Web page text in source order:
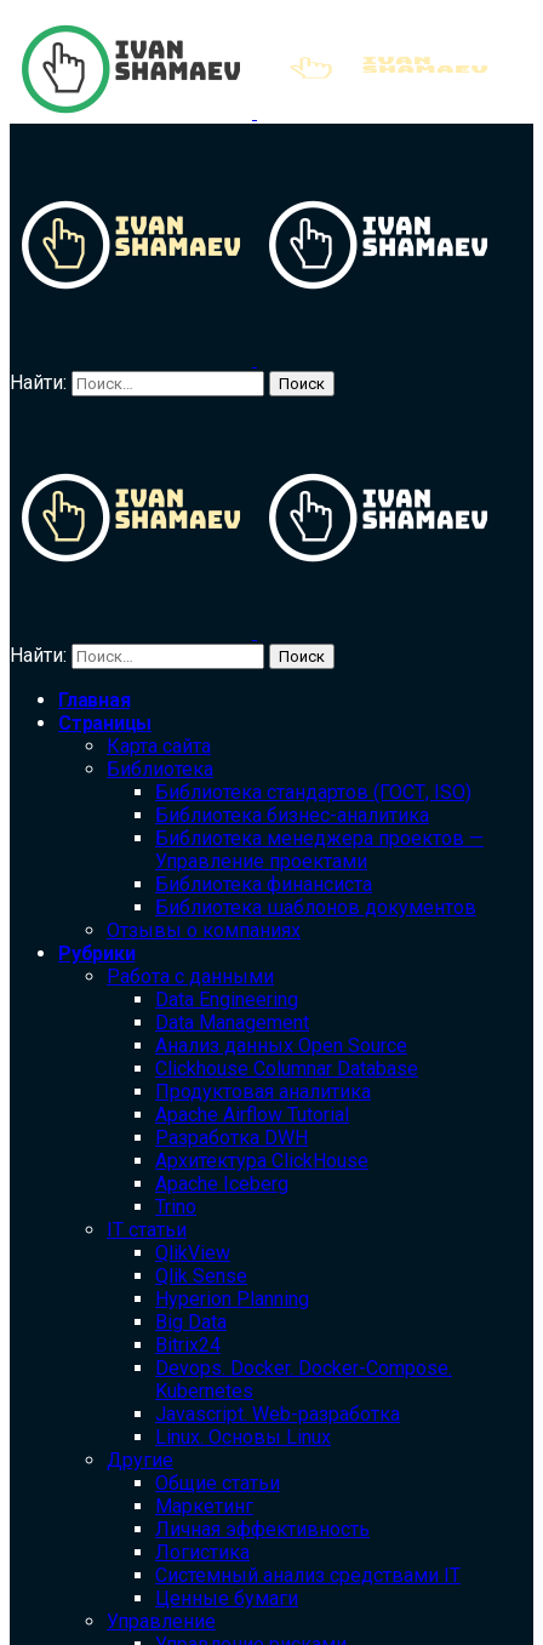
Найти:
Найти:
Главная
Страницы
Карта сайта
Библиотека
Библиотека cтандартов (ГОСТ, ISO)
Библиотека бизнес-аналитика
Библиотека менеджера проектов —
Управление проектами
Библиотека финансиста
Библиотека шаблонов документов
Отзывы о компаниях
Рубрики
Работа с данными
Data Engineering
Data Management
Анализ данных Open Source
Clickhouse Columnar Database
Продуктовая аналитика
Apache Airflow Tutorial
Разработка DWH
Архитектура ClickHouse
Apache Iceberg
Trino
IT статьи
QlikView
Qlik Sense
Hyperion Planning
Big Data
Bitrix24
Devops. Docker. Docker-Compose.
Kubernetes
Javascript. Web-разработка
Linux. Основы Linux
Другие
Общие статьи
Маркетинг
Личная эффективность
Логистика
Системный анализ средствами IT
Ценные бумаги
Управление